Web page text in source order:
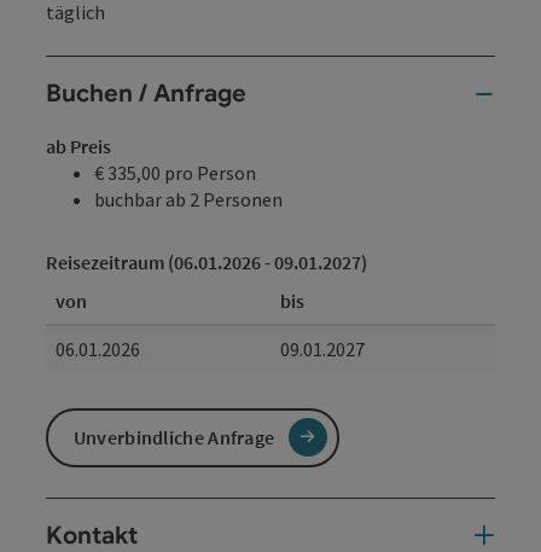
täglich
Buchen / Anfrage
ab Preis
€ 335,00 pro Person
buchbar ab 2 Personen
Reisezeitraum (06.01.2026 - 09.01.2027)
von
bis
06.01.2026
09.01.2027
Unverbindliche Anfrage
Kontakt